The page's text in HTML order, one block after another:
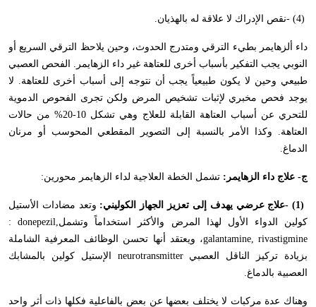
- (4)نقص الإدراك لا علاقة له بالهذيان.
داء ألزهايمر بطيء الترقي ومتدرج الحدوث، وحين يلاحظ الترقي السريع أو
النوبي يجب التفكير بأسباب أخرى للعتاهة غير داء الزهايمر. الفحص العصبي
طبيعي وحين لا يكون طبيعياً يجب أن نتوجه إلى أسباب أخرى للعتاهة. لا
يوجد فحص مخبري لإثبات تشخيص المرض ولكن تجرى الفحوص الدموية
للتحري عن أسباب العتاهة القابلة للعلاج وهي تشكل 10-20% من حالات
العتاهة. وكذا الأمر بالنسبة إلى التصوير المقطعي المحوسب أو مرنان
الدماغ.
ج- علاج داء الزهايمر: تشمل الخطة العلاجية لداء الزهايمر محورين:
- (1)علاج عرضي يهدف إلى تعزيز الجهاز الكوليني: وتعد مضادات الأستيل
كولين الدواء الأول لهذا المرض والأكثر استخداماً وتشمل: donepezil,
galantamine, rivastigmine، ويعتقد أنها تحسن الوظائف المعرفية الشاملة
بزيادة تركيز الناقل العصبي neurotransmitter
الإستيل كولين بالمشابك
العصبية بالدماغ.
وهناك عدة مركبات لا يختلف بعضها عن بعض بالفاعلية فكلها ذات أثر واحد